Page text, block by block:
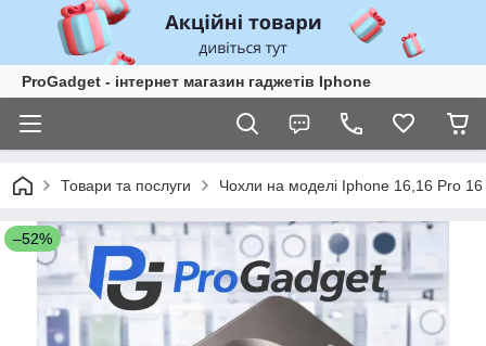
ProGadget - iнтернет магазин гаджетів Iphone
Товари та послуги Чохли на моделі Iphone 16,16 Pro
–52%